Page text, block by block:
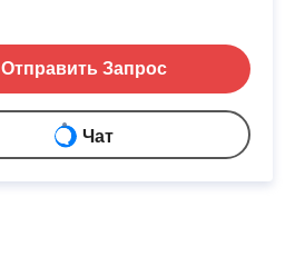
Отправить Запрос
Чат